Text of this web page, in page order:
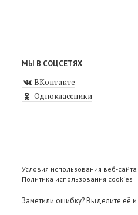
МЫ В СОЦСЕТЯХ
ВКонтакте
Одноклассники
Условия использования веб-
Политика использования cookies
Заметили ошибку? Выделите её